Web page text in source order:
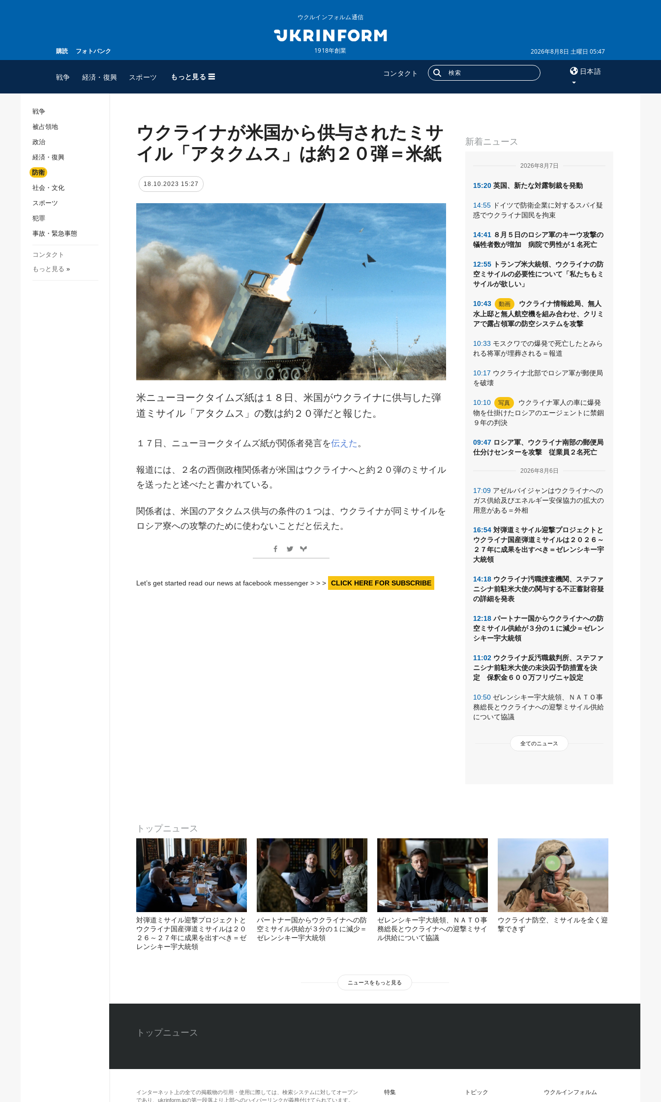
購読 フォトバンク
ウクルインフォルム通信
1918年創業 2026年8月8日 土曜日 05:47
戦争 経済・復興 スポーツ もっと見る ☰ コンタクト 日本語
スポーツ
ウクルインフォルム
ウクルインフォルムについ
て
追加
特集
インタビュー
購読
戦争
被占領地
政治
経済・復興
防衛
社会・文化
スポーツ
犯罪
事故・緊急事態
コンタクト
もっと見る »
新着ニュース
2026年8月7日
15:20 英国、新たな対露制裁を発動
14:55 ドイツで防衛企業に対するスパイ疑
惑でウクライナ国民を拘束
14:41 ８月５日のロシア軍のキーウ攻撃の
犠牲者数が増加 病院で男性が１名死亡
12:55 トランプ米大統領、ウクライナの防
空ミサイルの必要性について「私たちもミ
サイルが欲しい」
10:43 動画
ウクライナ情報総局、無人
水上邸と無人航空機を組み合わせ、クリミ
アで露占領軍の防空システムを攻撃
10:33 モスクワでの爆発で死亡したとみら
れる将軍が埋葬される＝報道
10:17 ウクライナ北部でロシア軍が郵便局
を破壊
10:10 写真
ウクライナ軍人の車に爆発
物を仕掛けたロシアのエージェントに禁錮
９年の判決
09:47 ロシア軍、ウクライナ南部の郵便局
仕分けセンターを攻撃 従業員２名死亡
2026年8月6日
17:09 アゼルバイジャンはウクライナへの
ガス供給及びエネルギー安保協力の拡大の
用意がある＝外相
16:54 対弾道ミサイル迎撃プロジェクトと
ウクライナ国産弾道ミサイルは２０２６～
２７年に成果を出すべき＝ゼレンシキー宇
大統領
14:18 ウクライナ汚職捜査機関、ステファ
ニシナ前駐米大使の関与する不正蓄財容疑
の詳細を発表
12:18 パートナー国からウクライナへの防
空ミサイル供給が３分の１に減少＝ゼレン
シキー宇大統領
11:02 ウクライナ反汚職裁判所、ステファ
ニシナ前駐米大使の未決囚予防措置を決
定 保釈金６００万フリヴニャ設定
10:50 ゼレンシキー宇大統領、ＮＡＴＯ事
務総長とウクライナへの迎撃ミサイル供給
について協議
全てのニュース
ウクライナが米国から供与されたミサ
イル「アタクムス」は約２０弾＝米紙
18.10.2023 15:27
米ニューヨークタイムズ紙は１８日、米国がウクライナに供与した弾
道ミサイル「アタクムス」の数は約２０弾だと報じた。
１７日、ニューヨークタイムズ紙が関係者発言を伝えた 。
報道には、２名の西側政権関係者が米国はウクライナへと約２０弾のミサイル
を送ったと述べたと書かれている。
関係者は、米国のアタクムス供与の条件の１つは、ウクライナが同ミサイルを
ロシア寮への攻撃のために使わないことだと伝えた。
Let’s get started read our news at facebook messenger > > > CLICK HERE FOR SUBSCRIBE
トップニュース
対弾道ミサイル迎撃プロジェクトと
ウクライナ国産弾道ミサイルは２０
２６～２７年に成果を出すべき＝ゼ
レンシキー宇大統領
パートナー国からウクライナへの防
空ミサイル供給が３分の１に減少＝
ゼレンシキー宇大統領
ゼレンシキー宇大統領、ＮＡＴＯ事
務総長とウクライナへの迎撃ミサイ
ル供給について協議
ウクライナ防空、ミサイルを全く迎
撃できず
ニュースをもっと見る
トップニュース
トピック ウクルインフォルム
特集
インターネット上の全ての掲載物の引用・使用に際しては、検索システムに対してオープン
であり、ukrinform.jpの第一段落より上部へのハイパーリンクが義務付けてられています。